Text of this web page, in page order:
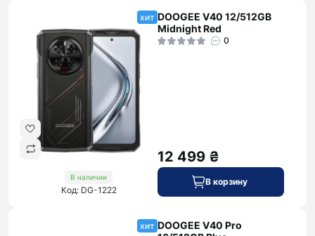
хит
В наличии
Код: DG-1222
DOOGEE V40 12/512GB
Midnight Red
0
12 499 ₴
В корзину
хит DOOGEE V40 Pro